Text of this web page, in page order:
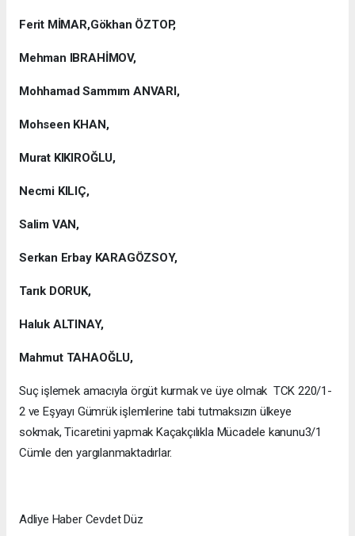
Ferit MİMAR,Gökhan ÖZTOP,
Mehman IBRAHİMOV,
Mohhamad Sammım ANVARI,
Mohseen KHAN,
Murat KIKIROĞLU,
Necmi KILIÇ,
Salim VAN,
Serkan Erbay KARAGÖZSOY,
Tarık DORUK,
Haluk ALTINAY,
Mahmut TAHAOĞLU,
Suç işlemek amacıyla örgüt kurmak ve üye olmak TCK 220/1-
2 ve Eşyayı Gümrük işlemlerine tabi tutmaksızın ülkeye
sokmak, Ticaretini yapmak Kaçakçılıkla Mücadele kanunu3/1
Cümle den yargılanmaktadırlar.
Adliye Haber Cevdet Düz